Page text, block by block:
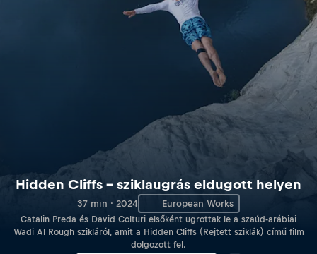
Hidden Cliffs – sziklaugrás eldugott helyen
37 min · 2024 European Works
Catalin Preda és David Colturi elsőként ugrottak le a szaúd-arábiai
Wadi Al Rough szikláról, amit a Hidden Cliffs (Rejtett sziklák) című film
dolgozott fel.